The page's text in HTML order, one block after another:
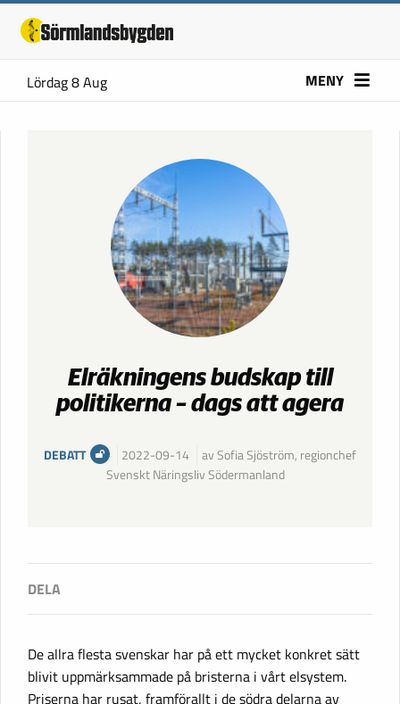
Lördag 8 Aug MENY
Elräkningens budskap till
politikerna – dags att agera
DEBATT 2022-09-14
av Sofia Sjöström, regionchef
Svenskt Näringsliv Södermanland
De allra flesta svenskar har på ett mycket konkret sätt
blivit uppmärksammade på bristerna i vårt elsystem.
Priserna har rusat, framförallt i de södra delarna av